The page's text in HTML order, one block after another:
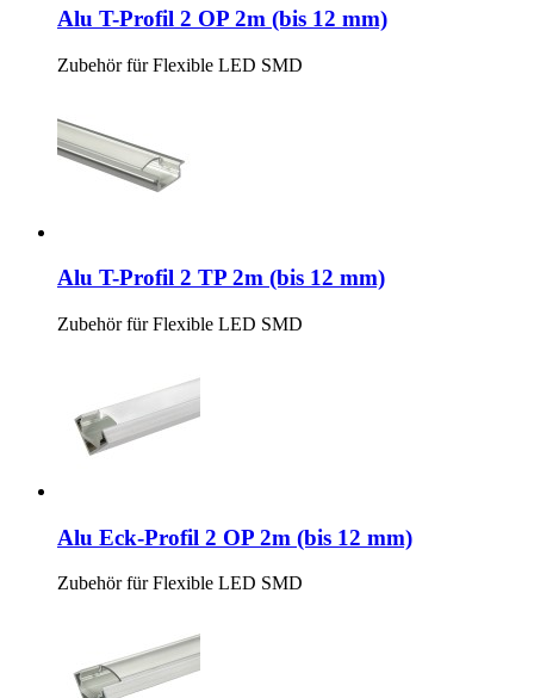
Alu T-Profil 2 OP 2m (bis 12 mm)
Zubehör für Flexible LED SMD
Alu T-Profil 2 TP 2m (bis 12 mm)
Zubehör für Flexible LED SMD
Alu Eck-Profil 2 OP 2m (bis 12 mm)
Zubehör für Flexible LED SMD